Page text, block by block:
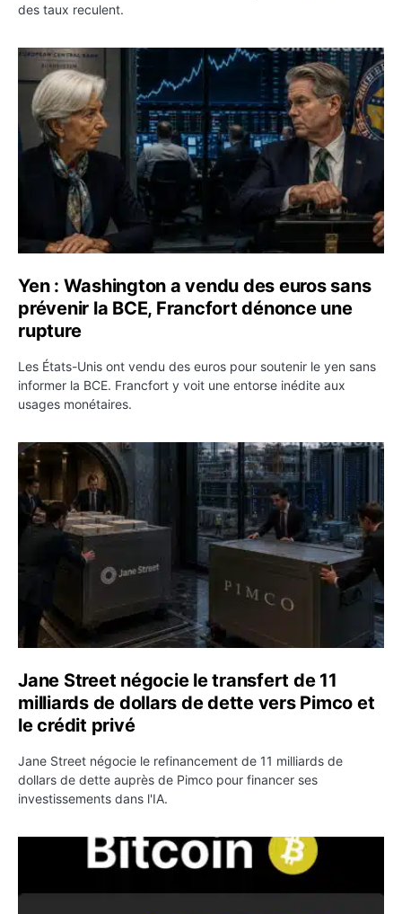
des taux reculent.
Yen : Washington a vendu des euros sans prévenir la
Yen : Washington a vendu des euros sans
prévenir la BCE, Francfort dénonce une
rupture
Les États-Unis ont vendu des euros pour soutenir le yen sans
informer la BCE. Francfort y voit une entorse inédite aux
usages monétaires.
Jane Street négocie le transfert de 11 milliards de
Jane Street négocie le transfert de 11
milliards de dollars de dette vers Pimco et
le crédit privé
Jane Street négocie le refinancement de 11 milliards de
dollars de dette auprès de Pimco pour financer ses
investissements dans l'IA.
Bitcoin stagne à 64 000 dollars pendant que les